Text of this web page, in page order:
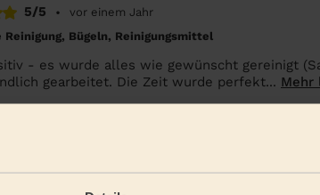
5/5 •
vor einem Jahr
Reinigung, Bügeln, Reinigungsmittel
- es wurde alles wie gewünscht gereinigt
gearbeitet. Die Zeit wurde perfekt... Mehr
Weitere